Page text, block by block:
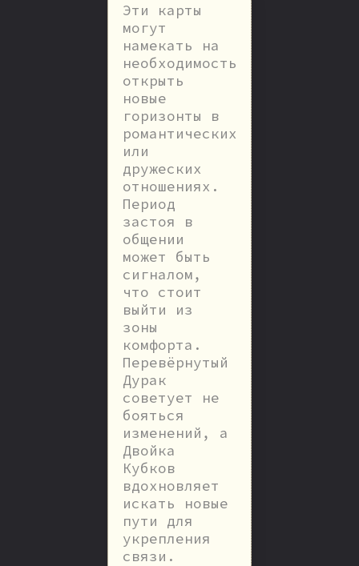
Эти карты
могут
намекать на
необходимость
открыть
новые
горизонты в
романтических
или
дружеских
отношениях.
Период
застоя в
общении
может быть
сигналом,
что стоит
выйти из
зоны
комфорта.
Перевёрнутый
Дурак
советует не
бояться
изменений, а
Двойка
Кубков
вдохновляет
искать новые
пути для
укрепления
связи.